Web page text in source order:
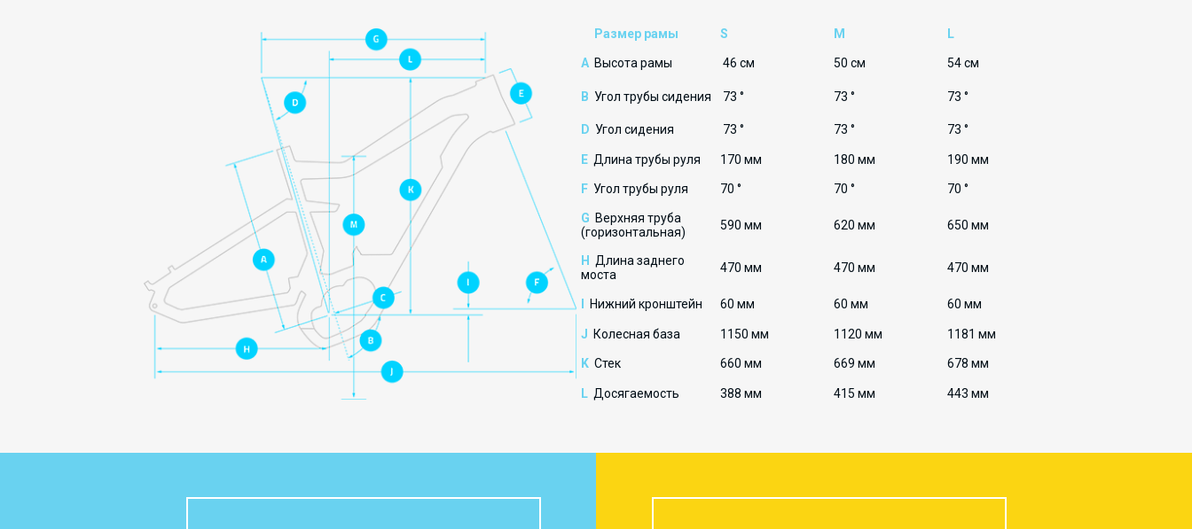
Размер рамы S M L
A Высота рамы 46 см 50 см 54 см
B Угол трубы сидения 73 ° 73 ° 73 °
D Угол сидения 73 ° 73 ° 73 °
E Длина трубы руля 170 мм 180 мм 190 мм
F Угол трубы руля 70 ° 70 ° 70 °
G Верхняя труба
(горизонтальная)
590 мм 620 мм 650 мм
H Длина заднего
моста
470 мм 470 мм 470 мм
Нижний кронштейн 60 мм 60 мм 60 мм
J Колесная база 1150 мм 1120 мм 1181 мм
K Стек 660 мм 669 мм 678 мм
L Досягаемость 388 мм 415 мм 443 мм